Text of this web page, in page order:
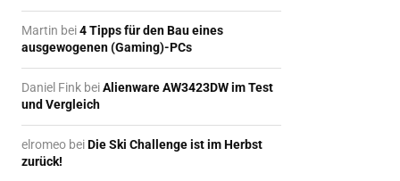
Martin bei4 Tipps für den Bau eines
ausgewogenen (Gaming)-PCs
Daniel Fink beiAlienware AW3423DW im Test
und Vergleich
elromeo beiDie Ski Challenge ist im Herbst
zurück!